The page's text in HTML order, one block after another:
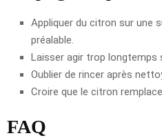
Appliquer du citron sur une
préalable.
Laisser agir trop longtemps
Oublier de rincer après
Croire que le citron
FAQ